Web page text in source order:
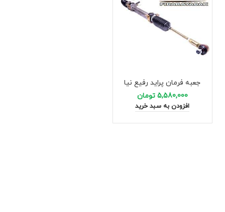
جعبه فرمان پراید رفیع نیا
5,580,000 تومان
افزودن به سبد خرید